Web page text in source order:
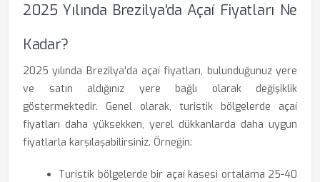
2025 Yılında Brezilya'da Açaí Fiyatları Ne
Kadar?
2025 yılında Brezilya'da açaí fiyatları, bulunduğunuz yere
ve satın aldığınız yere bağlı olarak değişiklik
göstermektedir. Genel olarak, turistik bölgelerde açaí
fiyatları daha yüksekken, yerel dükkanlarda daha uygun
fiyatlarla karşılaşabilirsiniz. Örneğin:
Turistik bölgelerde bir açaí kasesi ortalama 25-40